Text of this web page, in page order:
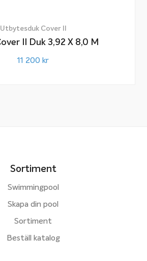
Utbytesduk Cover II
Miami Cover II Duk 3,92 X 8,0 M
11 200 kr
Sortiment
Swimmingpool
Skapa din pool
Sortiment
Beställ katalog